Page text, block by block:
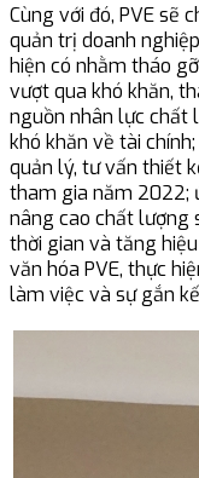
Cùng với đó, PVE sẽ
quản trị doanh
hiện có nhằm tháo
vượt qua khó khăn,
nguồn nhân lực chất
khó khăn về tài
quản lý, tư vấn thiết
tham gia năm 2022;
nâng cao chất lượng
thời gian và tăng
văn hóa PVE, thực
làm việc và sự gắn